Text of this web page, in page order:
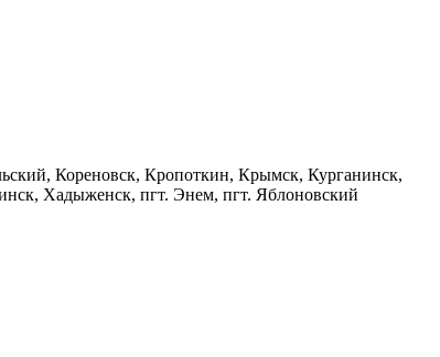
Кореновск, Кропоткин, Крымск, Курганинск,
Хадыженск, пгт. Энем, пгт. Яблоновский